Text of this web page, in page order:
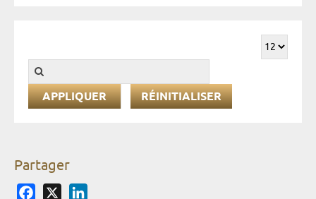
RÉINITIALISER
Partager
Facebook